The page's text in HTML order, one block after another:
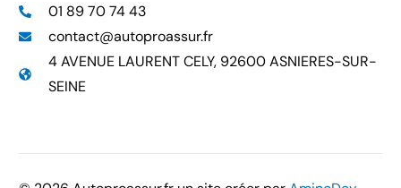
01 89 70 74 43
contact@autoproassur.fr
4 AVENUE LAURENT CELY, 92600 ASNIERES-SUR-
SEINE